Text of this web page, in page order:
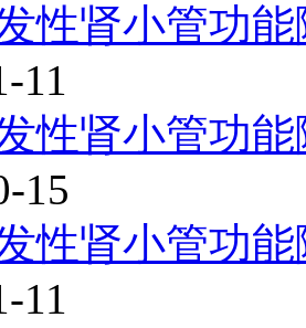
性肾小管功
11
性肾小管功
15
性肾小管功
11